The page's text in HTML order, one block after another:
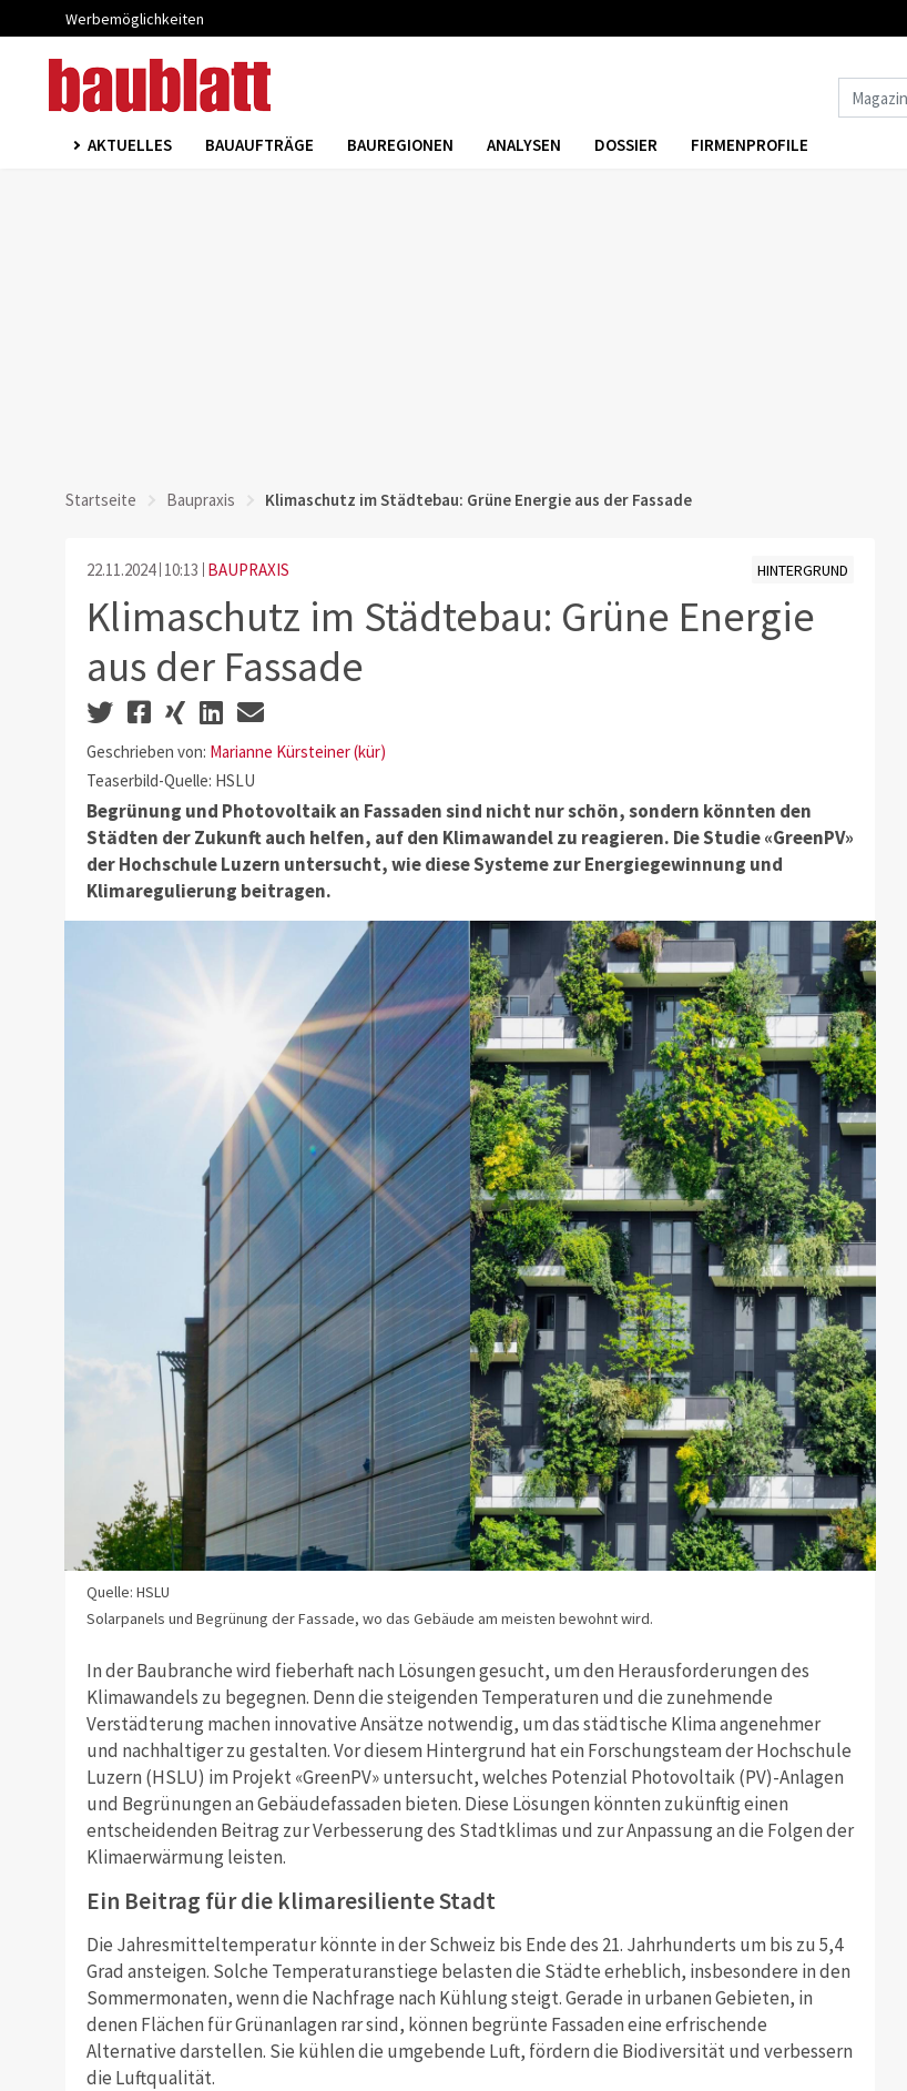
Werbemöglichkeiten
AKTUELLES BAUAUFTRÄGE BAUREGIONEN ANALYSEN DOSSIER FIRMENPROFILE
Startseite Baupraxis Klimaschutz im Städtebau: Grüne Energie aus der Fassade
22.11.2024 10:13 BAUPRAXIS HINTERGRUND
Klimaschutz im Städtebau: Grüne Energie
aus der Fassade
Geschrieben von: Marianne Kürsteiner (kür)
Teaserbild-Quelle: HSLU
Begrünung und Photovoltaik an Fassaden sind nicht nur schön, sondern könnten den
Städten der Zukunft auch helfen, auf den Klimawandel zu reagieren. Die Studie «GreenPV»
der Hochschule Luzern untersucht, wie diese Systeme zur Energiegewinnung und
Klimaregulierung beitragen.
Quelle: HSLU
Solarpanels und Begrünung der Fassade, wo das Gebäude am meisten bewohnt wird.
In der Baubranche wird fieberhaft nach Lösungen gesucht, um den Herausforderungen des
Klimawandels zu begegnen. Denn die steigenden Temperaturen und die zunehmende
Verstädterung machen innovative Ansätze notwendig, um das städtische Klima angenehmer
und nachhaltiger zu gestalten. Vor diesem Hintergrund hat ein Forschungsteam der Hochschule
Luzern (HSLU) im Projekt «GreenPV» untersucht, welches Potenzial Photovoltaik (PV)-Anlagen
und Begrünungen an Gebäudefassaden bieten. Diese Lösungen könnten zukünftig einen
entscheidenden Beitrag zur Verbesserung des Stadtklimas und zur Anpassung an die Folgen der
Klimaerwärmung leisten.
Ein Beitrag für die klimaresiliente Stadt
Die Jahresmitteltemperatur könnte in der Schweiz bis Ende des 21. Jahrhunderts um bis zu 5,4
Grad ansteigen. Solche Temperaturanstiege belasten die Städte erheblich, insbesondere in den
Sommermonaten, wenn die Nachfrage nach Kühlung steigt. Gerade in urbanen Gebieten, in
denen Flächen für Grünanlagen rar sind, können begrünte Fassaden eine erfrischende
Alternative darstellen. Sie kühlen die umgebende Luft, fördern die Biodiversität und verbessern
die Luftqualität.